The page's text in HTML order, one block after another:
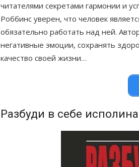
читателями секретами гармонии и
Роббинс уверен, что человек
обязательно работать над ней.
негативные эмоции, сохранять
качество своей жизни…
Разбуди в себе